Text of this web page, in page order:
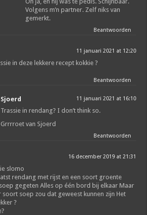
Volgens m’n partner. Zelf niks van
gemerkt.
Beantwoorden
11 januari 2021 at 12:20
in deze lekkere recept kokkie ?
Beantwoorden
Sjoerd 11 januari 2021 at 16:10
Trassie in rendang? I don’t think so.
Grrrroet van Sjoerd
Beantwoorden
16 december 2019 at 21:31
slomo
rendang met rijst en een soort groente
gegeten Alles op één bord bij elkaar Maar
soort soep zou dat geweest kunnen zijn Het
?